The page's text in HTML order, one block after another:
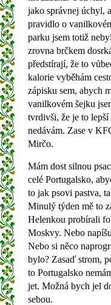
jako správnej úchyl,
pravidlo o
parku jsem totiž
zrovna brčkem
předstírají, že to
kalorie vyběhám
zápisku sem, abych
vanilkovém šejku
tvrdivši, že je to
nedávám. Zase v
Mirčo.
Mám dost silnou
celé Portugalsko,
to jak psovi pastva,
Minulý týden mě to
Helenkou probírali
Moskvy. Nebo
Nebo si něco
bylo? Zasaď strom,
to Portugalsko
jet. Možná bych jel
sebou.